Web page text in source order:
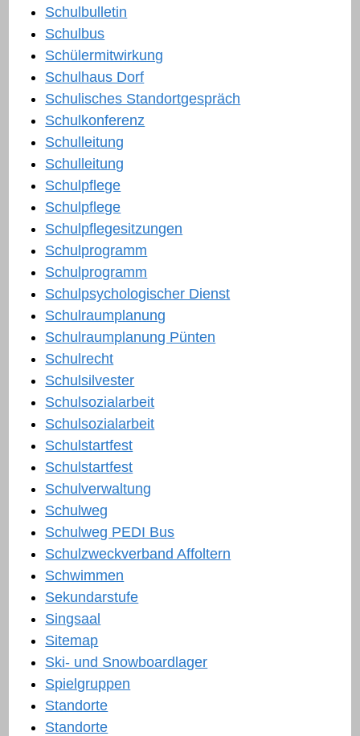
Schulbulletin
Schulbus
Schülermitwirkung
Schulhaus Dorf
Schulisches Standortgespräch
Schulkonferenz
Schulleitung
Schulleitung
Schulpflege
Schulpflege
Schulpflegesitzungen
Schulprogramm
Schulprogramm
Schulpsychologischer Dienst
Schulraumplanung
Schulraumplanung Pünten
Schulrecht
Schulsilvester
Schulsozialarbeit
Schulsozialarbeit
Schulstartfest
Schulstartfest
Schulverwaltung
Schulweg
Schulweg PEDI Bus
Schulzweckverband Affoltern
Schwimmen
Sekundarstufe
Singsaal
Sitemap
Ski- und Snowboardlager
Spielgruppen
Standorte
Standorte